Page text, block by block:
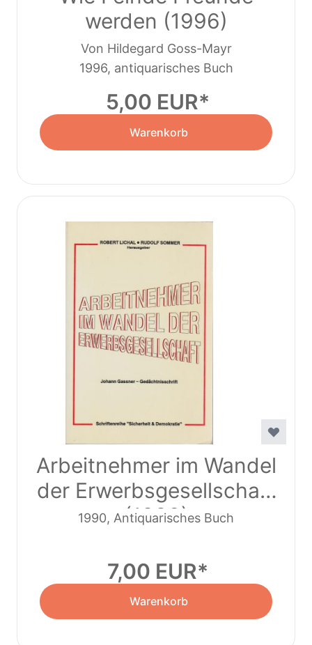
werden (1996)
Von Hildegard Goss-Mayr
1996, antiquarisches Buch
5,00 EUR
Warenkorb
Arbeitnehmer im Wandel
der Erwerbsgesellschaft
(1990)
1990, Antiquarisches Buch
7,00 EUR
Warenkorb